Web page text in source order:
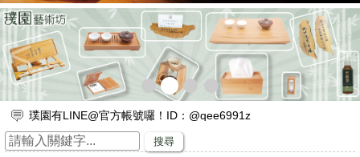
< >
璞園有LINE@官方帳號囉！ID：@qee6991z
放假出遊，來竹山璞園享受一趟竹與木化石的自然之旅吧！
竹子的專家，有任何與竹相關的問題歡迎找璞園！
搜尋